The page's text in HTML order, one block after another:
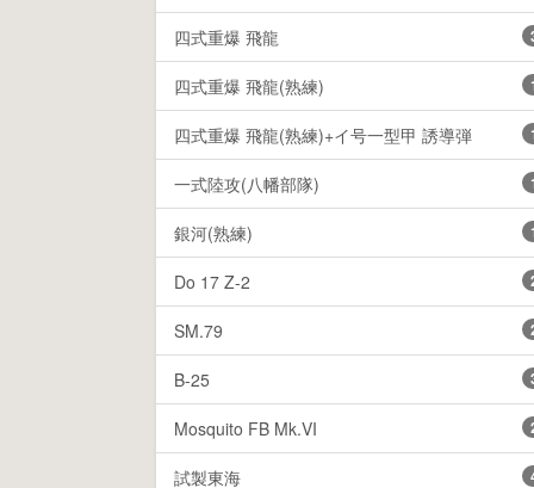
四式重爆 飛龍
四式重爆 飛龍(熟練)
四式重爆 飛龍(熟練)+イ号一型甲 誘導弾
一式陸攻(八幡部隊)
銀河(熟練)
Do 17 Z-2
SM.79
B-25
Mosquito FB Mk.VI
試製東海